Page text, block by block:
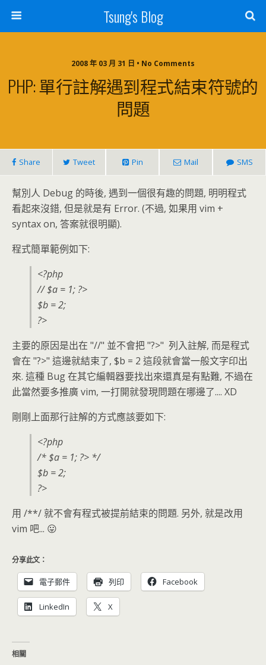
Tsung's Blog
2008 年 03 月 31 日 • No Comments
PHP: 單行註解遇到程式結束符號的
問題
Share Tweet Pin Mail SMS
幫別人 Debug 的時後, 遇到一個很有趣的問題, 明明程式
看起來沒錯, 但是就是有 Error. (不過, 如果用 vim +
syntax on, 答案就很明顯).
程式簡單範例如下:
<?php
// $a = 1; ?>
$b = 2;
?>
主要的原因是出在 "//" 並不會把 "?>" 列入註解, 而是程式
會在 "?>" 這邊就結束了, $b = 2 這段就會當一般文字印出
來. 這種 Bug 在其它編輯器要找出來還真是有點難, 不過在
此當然要多推廣 vim, 一打開就發現問題在哪邊了.... XD
剛剛上面那行註解的方式應該要如下:
<?php
/* $a = 1; ?> */
$b = 2;
?>
用 /**/ 就不會有程式被提前結束的問題. 另外, 就是改用
vim 吧... 😛
分享此文：
電子郵件 列印 Facebook
LinkedIn X
相關